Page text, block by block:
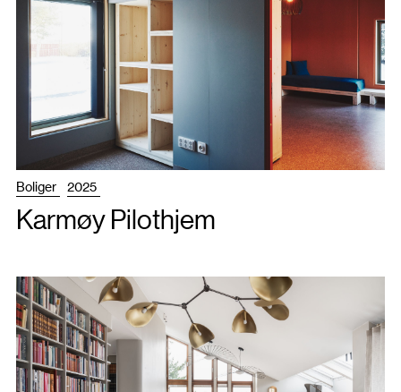
Boliger 2025
Karmøy Pilothjem